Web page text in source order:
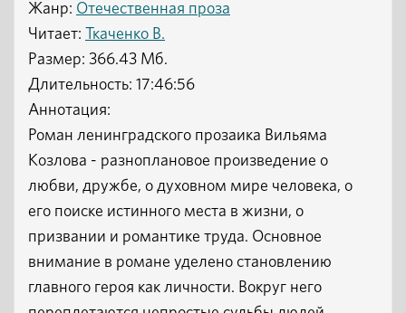
Жанр: Отечественная проза
Читает: Ткаченко В.
Размер: 366.43 Мб.
Длительность: 17:46:56
Аннотация:
Роман ленинградского прозаика Вильяма
Козлова - разноплановое произведение о
любви, дружбе, о духовном мире человека, о
его поиске истинного места в жизни, о
призвании и романтике труда. Основное
внимание в романе уделено становлению
главного героя как личности. Вокруг него